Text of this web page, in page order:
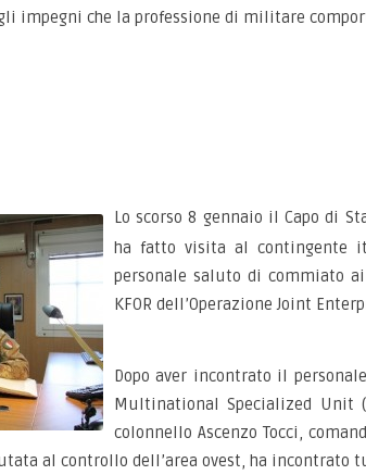
impegni che la professione di militare
Lo scorso 8 gennaio il Capo di
ha fatto visita al contingente
personale saluto di commiato
KFOR dell’Operazione Joint
Dopo aver incontrato il
Multinational Specialized Unit
colonnello Ascenzo Tocci,
al controllo dell’area ovest, ha incontrato